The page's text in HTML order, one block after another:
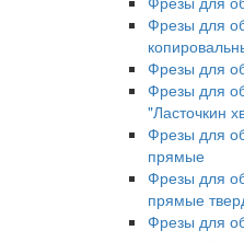
Фрезы для
Фрезы для
Фрезы для
"Ласточкин
Фрезы для
прямые
Фрезы для
прямые
Фрезы для